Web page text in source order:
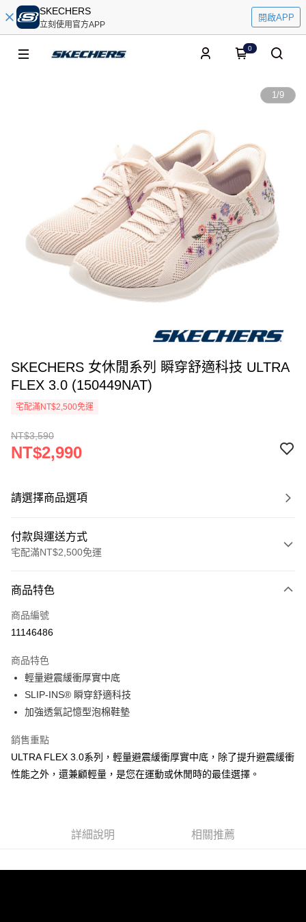
SKECHERS
立刻使用官方APP
開啟APP
0
1/9
SKECHERS 女休閒系列 瞬穿舒適科技 ULTRA
FLEX 3.0 (150449NAT)
宅配滿NT$2,500免運
NT$3,590
NT$2,990
請選擇商品選項
付款與運送方式
宅配滿NT$2,500免運
信用卡一次付款
LINE Pay
相關說明
【大哥付你分期使用說明】
1.本服務由台灣大哥大提供，台灣大哥大用戶可立即使用無須另外申請。
2.付款方式選擇「大哥付你分期」，訂單成立後會自動跳轉到大哥付的交易
流程，驗證手機門號後，選擇欲分期的期數、繳款截止日，確認付款後即完
3.實際核准額度、可分期數及費用金額請依後續交易確認頁面所載為準。
4.訂單成立30分鐘內，如未前往確認交易或遇審核未通過，訂單將自動取
消。如遇「轉專審核」未通過狀況，表示未達大哥付你分期系統評分，恕無
法說明評估內容。
2.透過簡訊連結打開帳單後，可選擇「超商條碼／台灣大直營門市／銀行轉
帳／街口支付／iPASS MONEY」等通路繳費。
ATM付款
宅配
商品特色
商品編號
11146486
商品特色
輕量避震緩衝厚實中底
SLIP-INS® 瞬穿舒適科技
加強透氣記憶型泡棉鞋墊
銷售重點
ULTRA FLEX 3.0系列，輕量避震緩衝厚實中底，除了提升避震緩衝
性能之外，還兼顧輕量，是您在運動或休閒時的最佳選擇。
詳細說明 相關推薦